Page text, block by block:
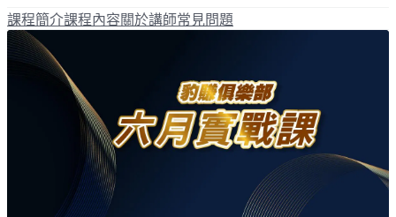
課程簡介課程內容關於講師常見問題